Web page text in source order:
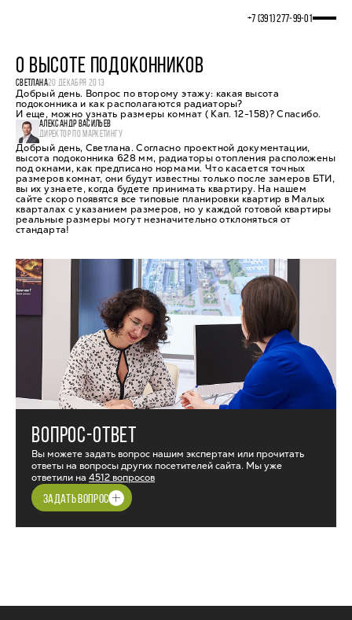
+7 (391) 277‒99‒01
О ВЫСОТЕ ПОДОКОННИКОВ
СВЕТЛАНА20 ДЕКАБРЯ 2013
Добрый день. Вопрос по второму этажу: какая высота
подоконника и как располагаются радиаторы?
И еще, можно узнать размеры комнат ( Кап. 12-158)? Спасибо.
АЛЕКСАНДР ВАСИЛЬЕВ
ДИРЕКТОР ПО МАРКЕТИНГУ
Добрый день, Светлана. Согласно проектной документации,
высота подоконника 628 мм, радиаторы отопления расположены
под окнами, как предписано нормами. Что касается точных
размеров комнат, они будут известны только после замеров БТИ,
вы их узнаете, когда будете принимать квартиру. На нашем
сайте скоро появятся все типовые планировки квартир в Малых
кварталах с указанием размеров, но у каждой готовой квартиры
реальные размеры могут незначительно отклоняться от
стандарта!
ВОПРОС-ОТВЕТ
Вы можете задать вопрос нашим экспертам или прочитать
ответы на вопросы других посетителей сайта. Мы уже
ответили на 4512 вопросов
ЗАДАТЬ ВОПРОС